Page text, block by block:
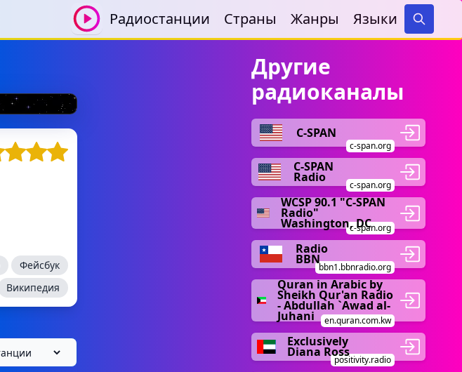
Радиостанции Страны Жанры Языки
Search
Фейсбук
Википедия
Другие
радиоканалы
C-SPAN
c-span.org
C-SPAN
Radio
c-span.org
WCSP 90.1 "C-SPAN
Radio"
Washington, DCc-span.org
Radio
BBN
bbn1.bbnradio.org
Quran in Arabic by
Sheikh Qur'an Radio
- Abdullah `Awad al-
Juhani en.quran.com.kw
Exclusively
Diana Ross
positivity.radio